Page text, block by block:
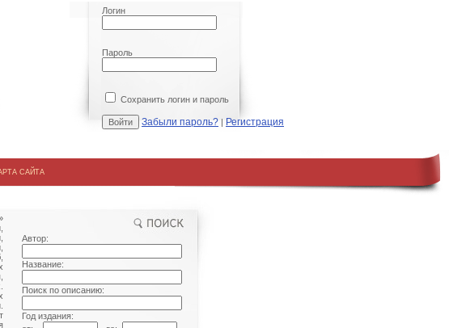
Логин
Пароль
Сохранить логин и пароль
Забыли пароль? | Регистрация
САЙТА
Автор:
Название:
Поиск по описанию:
Год издания: